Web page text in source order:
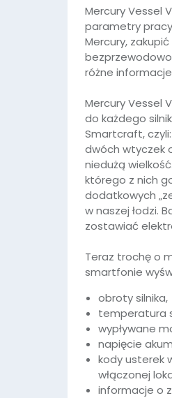
Mercury Vessel
parametry
Mercury,
różne
Mercury Vessel
do każdego
Smartcraft,
dwóch wtyczek
niedużą
którego z nich
dodatkowych
w naszej łodzi.
zostawiać
Teraz trochę o
smartfonie
obroty silnika,
temperatura
wypływane
napięcie
kody usterek
włączonej
informacje o
W ostatnich 7 dniach